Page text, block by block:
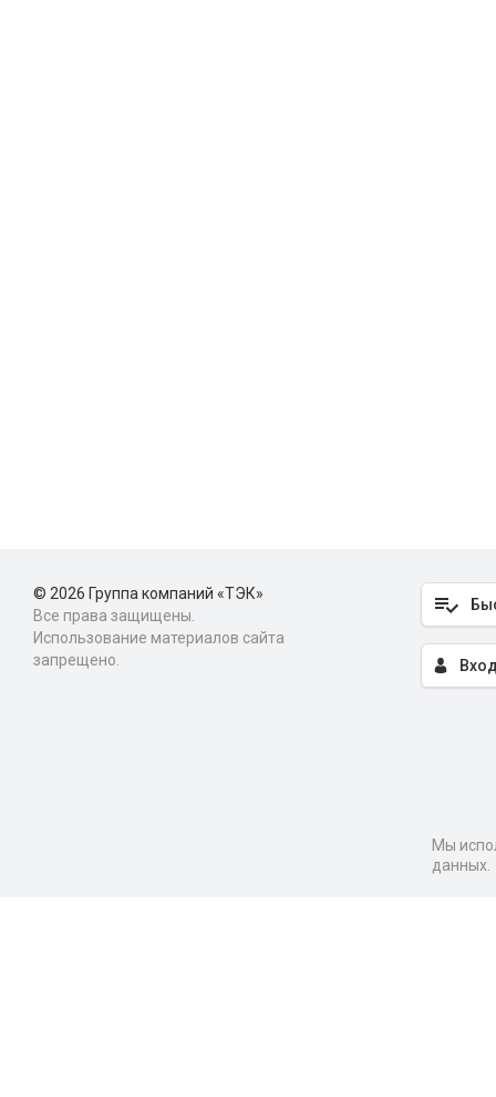
© 2026 Группа компаний «ТЭК»
Все права защищены.
Использование материалов сайта
запрещено.
Мы
данных.